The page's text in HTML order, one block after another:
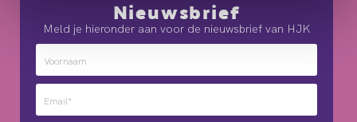
Nieuwsbrief
Meld je hieronder aan voor de nieuwsbrief van HJK